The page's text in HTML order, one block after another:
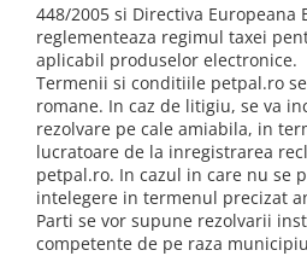
448/2005 si Directiva Europeana
reglementeaza regimul taxei
aplicabil produselor electronice.
Termenii si conditiile petpal.ro
romane. In caz de litigiu, se va
rezolvare pe cale amiabila, in
lucratoare de la inregistrarea
petpal.ro. In cazul in care nu se
intelegere in termenul precizat
Parti se vor supune rezolvarii
competente de pe raza